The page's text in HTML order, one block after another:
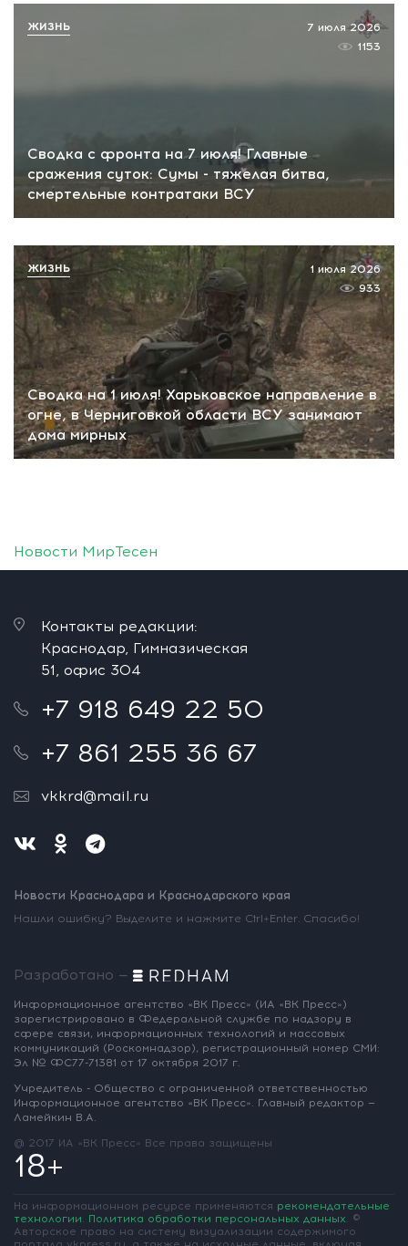
Сводка с фронта на 7 июля! Главные
сражения суток: Сумы - тяжелая битва,
смертельные контратаки ВСУ
7 июля 2026
1153
ЖИЗНЬ
Сводка на 1 июля! Харьковское направление в
огне, в Черниговкой области ВСУ занимают
дома мирных
1 июля 2026
933
ЖИЗНЬ
Новости МирТесен
Контакты редакции:
Краснодар, Гимназическая
51, офис 304
+7 918 649 22 50
+7 861 255 36 67
vkkrd@mail.ru
Новости Краснодара и Краснодарского края
Нашли ошибку? Выделите и нажмите Ctrl+Enter. Спасибо!
Разработано —
Информационное агентство «ВК Пресс» (ИА «ВК Пресс»)
зарегистрировано в Федеральной службе по надзору в
сфере связи, информационных технологий и массовых
коммуникаций (Роскомнадзор), регистрационный номер СМИ:
Эл № ФС77-71381 от 17 октября 2017 г.
Учредитель - Общество с ограниченной ответственностью
Информационное агентство «ВК Пресс». Главный редактор —
Ламейкин В.А.
@ 2017 ИА «ВК Пресс» Все права защищены
18+
На информационном ресурсе применяются рекомендательные
технологии. Политика обработки персональных данных. ©
Авторское право на систему визуализации содержимого